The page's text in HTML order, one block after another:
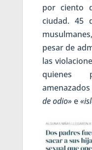
por ciento
ciudad. 45
pesar de
las
quienes
de odio»e